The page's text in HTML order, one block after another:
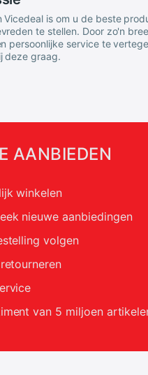
Vicedeal is om u de beste
te stellen. Door zo'n
persoonlijke service te
deze graag.
AANBIEDEN
winkelen
nieuwe aanbiedingen
volgen
van 5 miljoen